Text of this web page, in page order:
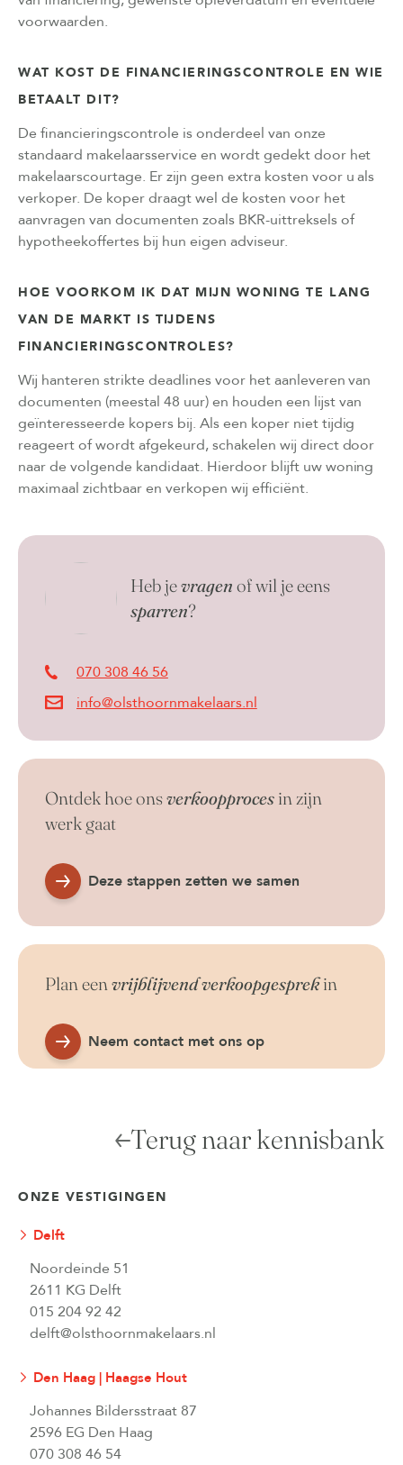
voorwaarden.
WAT KOST DE FINANCIERINGSCONTROLE EN WIE
BETAALT DIT?
De financieringscontrole is onderdeel van onze
standaard makelaarsservice en wordt gedekt door het
makelaarscourtage. Er zijn geen extra kosten voor u als
verkoper. De koper draagt wel de kosten voor het
aanvragen van documenten zoals BKR-uittreksels of
hypotheekoffertes bij hun eigen adviseur.
HOE VOORKOM IK DAT MIJN WONING TE LANG
VAN DE MARKT IS TIJDENS
FINANCIERINGSCONTROLES?
Wij hanteren strikte deadlines voor het aanleveren van
documenten (meestal 48 uur) en houden een lijst van
geïnteresseerde kopers bij. Als een koper niet tijdig
reageert of wordt afgekeurd, schakelen wij direct door
naar de volgende kandidaat. Hierdoor blijft uw woning
maximaal zichtbaar en verkopen wij efficiënt.
Heb jevragen of wil je eens
sparren?
070 308 46 56
info@olsthoornmakelaars.nl
Ontdek hoe onsverkoopprocesin zijn
werk gaat
Deze stappen zetten we samen
Plan een vrijblijvend verkoopgesprekin
Neem contact met ons op
Terug naar kennisbank
ONZE VESTIGINGEN
Delft
Noordeinde 51
2611 KG Delft
015 204 92 42
delft@olsthoornmakelaars.nl
Den Haag | Haagse Hout
Johannes Bildersstraat 87
2596 EG Den Haag
070 308 46 54